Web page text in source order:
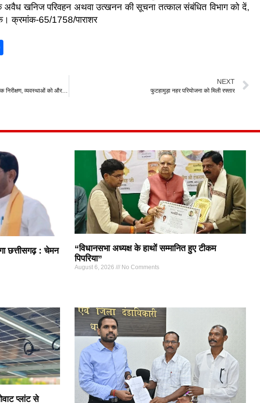
अवैध खनिज परिवहन अथवा उत्खनन की सूचना तत्काल संबंधित विभाग को दें,
क्रमांक-65/1758/पाराशर
e
कलेक्टर ने कुकरेल स्वास्थ्य केंद्र का किया औचक निरीक्षण, व्यवस्थाओं को और सुदृढ़ करने दिए निर्देश
NEXT
फुटहामुड़ा नहर परियोजना को मिली रफ्तार
छत्तीसगढ़ : चेमन
“विधानसभा अध्यक्ष के हाथों सम्मानित हुए टीकम
पिपरिया”
August 6, 2026 No Comments
प्लांट से